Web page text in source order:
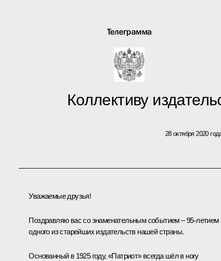
Телеграмма
Коллективу
28 октября 2020
Уважаемые друзья!
Поздравляю вас со знаменательным событием – 95-летием
одного из старейших издательств нашей страны.
Основанный в 1925 году, «Патриот» всегда шёл в ногу